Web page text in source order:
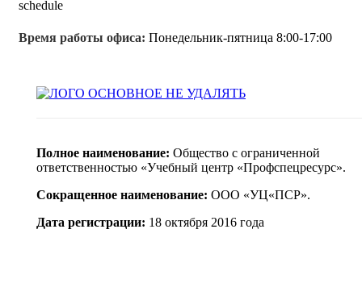
Время работы офиса: Понедельник-пятница 8:00-17:00
Полное наименование: Общество с ограниченной
ответственностью «Учебный центр «Профспецресурс».
Сокращенное наименование: ООО «УЦ«ПСР».
Дата регистрации: 18 октября 2016 года